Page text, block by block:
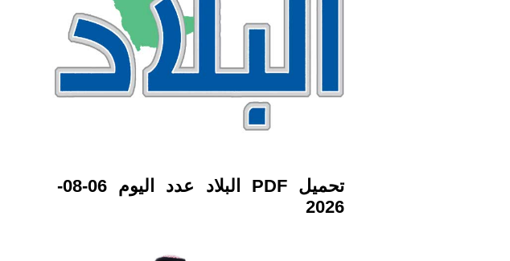
تحميل PDF البلاد عدد اليوم 06-08-
2026